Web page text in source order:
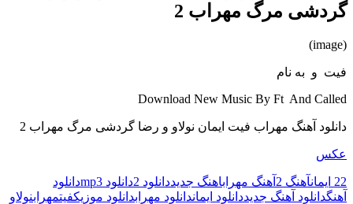
گردشی مرگ مهراب 2
(image)
فیت و به نام
Download New Music By Ft And Called
دانلود آهنگ مهراب فیت ایمان نولاو و رضا گردشی مرگ مهراب 2
عکس
22 ایمان آهنگ 2 آهنگ مهراباهنگ جدیددانلود 2 دانلود mp3
دانلود
آهنگدانلود آهنگ جدیددانلود ایماندانلود مهرابدانلود موزیکفیتمهرابنولاو